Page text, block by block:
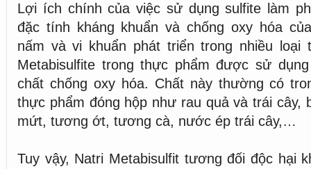
Lợi ích chính của việc sử dụng sulfite làm
đặc tính kháng khuẩn và chống oxy hóa
nấm và vi khuẩn phát triển trong nhiều loại
Metabisulfite trong thực phẩm được sử
chất chống oxy hóa. Chất này thường có
thực phẩm đóng hộp như rau quả và trái cây,
mứt, tương ớt, tương cà, nước ép trái cây,…
Tuy vậy, Natri Metabisulfit tương đối độc hại